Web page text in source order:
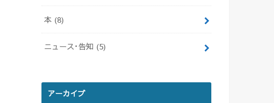
本 (8)
ニュース･告知 (5)
アーカイブ